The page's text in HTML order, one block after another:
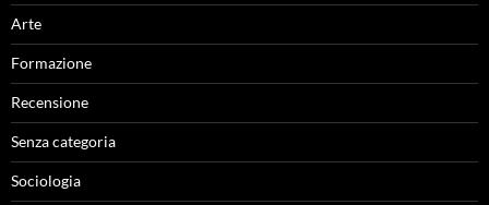
Arte
Formazione
Recensione
Senza categoria
Sociologia